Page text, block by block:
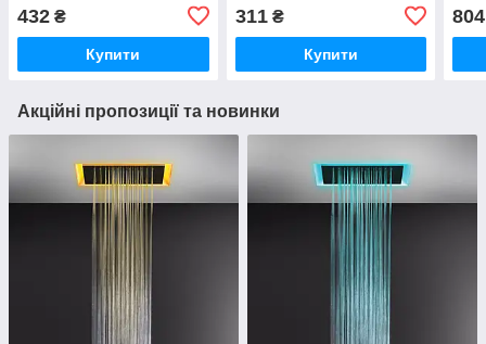
432 ₴
Купити
311₴
Купити
804
Акційні пропозиції та новинки